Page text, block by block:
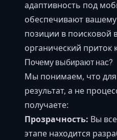
адаптивность под
обеспечивают
позиции в поисковой
органический приток
Почему выбирают нас?
Мы понимаем, что
результат, а не
получаете:
Прозрачность: Вы
этапе находится